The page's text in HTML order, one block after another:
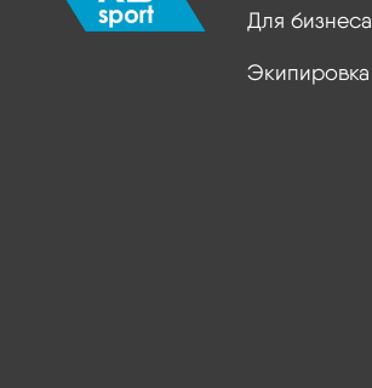
Для бизнеса
Экипировка